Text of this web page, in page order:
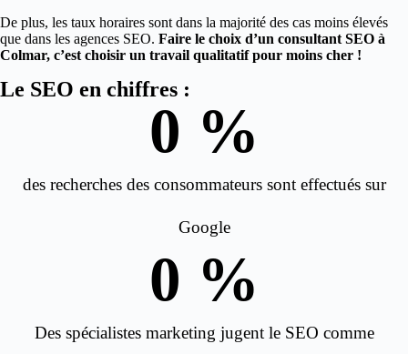
De plus, les taux horaires sont dans la majorité des cas moins élevés
que dans les agences SEO. Faire le choix d’un consultant SEO à
Colmar, c’est choisir un travail qualitatif pour moins cher !
Le SEO en chiffres :
0 %
des recherches des consommateurs sont effectués sur
Google
0 %
Des spécialistes marketing jugent le SEO comme